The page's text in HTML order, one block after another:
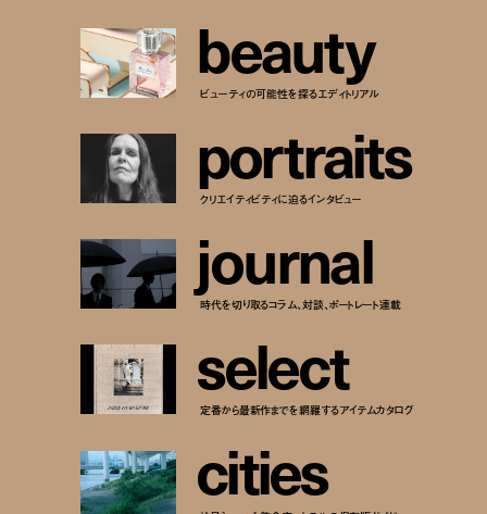
beauty
ビューティの可能性を探るエディトリアル
portraits
クリエイティビティに迫るインタビュー
journal
時代を切り取るコラム、対談、ポートレート連載
select
定番から最新作までを網羅するアイテムカタログ
cities